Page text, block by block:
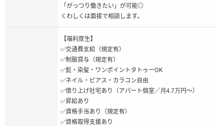
「がっつり働きたい」が可能◎
くわしくは面接で相談します。
【福利厚生】
✅交通費支給（規定有）
✅制服貸与（規定有）
✅髭・染髪・ワンポイントタトゥーOK
✅ネイル・ピアス・カラコン自由
✅借り上げ社宅あり（アパート個室／月4.7万円～）
✅昇給あり
✅資格手当あり（規定有）
✅資格取得支援あり